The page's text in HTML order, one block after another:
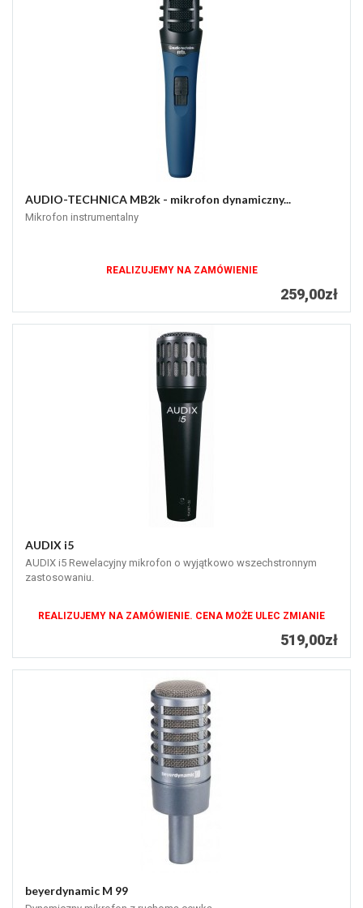
AUDIO-TECHNICA MB2k - mikrofon dynamiczny...
Mikrofon instrumentalny
REALIZUJEMY NA ZAMÓWIENIE
259,00zł
AUDIX i5
AUDIX i5 Rewelacyjny mikrofon o wyjątkowo wszechstronnym
zastosowaniu.
REALIZUJEMY NA ZAMÓWIENIE. CENA MOŻE ULEC ZMIANIE
519,00zł
beyerdynamic M 99